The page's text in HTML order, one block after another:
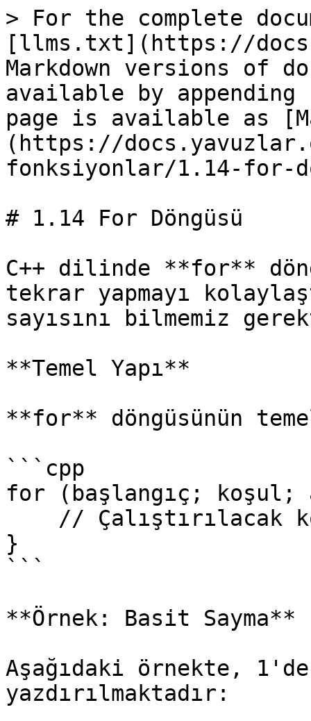
> For the complete
[llms.txt](https://
Markdown versions of
available by
page is available as
(https://
fonksiyonlar/1.14-for-
# 1.14 For Döngüsü
C++ dilinde **for**
tekrar yapmayı
sayısını bilmemiz
**Temel Yapı**
**for** döngüsünün
```cpp
for (başlangıç; koşul;
}
```
**Örnek: Basit Sayma**
Aşağıdaki örnekte,
yazdırılmaktadır: